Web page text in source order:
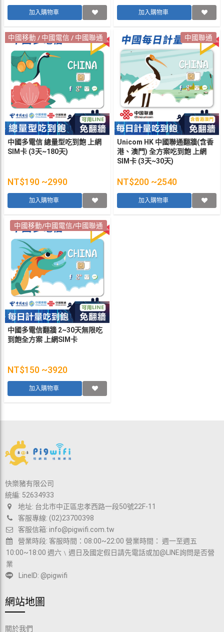
加入購物車 加入購物車
中國移動 / 中國電信 / 中國聯通
中國多電信 總量型吃到飽 上網
SIM卡 (3天~180天)
NT$190 ~2990
加入購物車
中國聯通
Unicom HK 中國聯通翻牆(含香
港、澳門) 全方案吃到飽 上網
SIM卡 (3天~30天)
NT$200 ~2540
加入購物車
中國移動/中國電信/中國聯通
中國多電信翻牆 2~30天無限吃
到飽全方案 上網SIM卡
NT$150 ~3920
加入購物車
快樂豬有限公司
統編: 52634933
地址: 台北市中正區忠孝西路一段50號22F-11
客服專線: (02)23700398
客服信箱: info@pigwifi.com.tw
營業時段: 客服時間：08:00~22:00 營業時間： 週一至週五
10:00~18:00 週六﹨週日及國定假日請先電話或加@LINE詢問是否營
業
LineID: @pigwifi
網站地圖
關於我們